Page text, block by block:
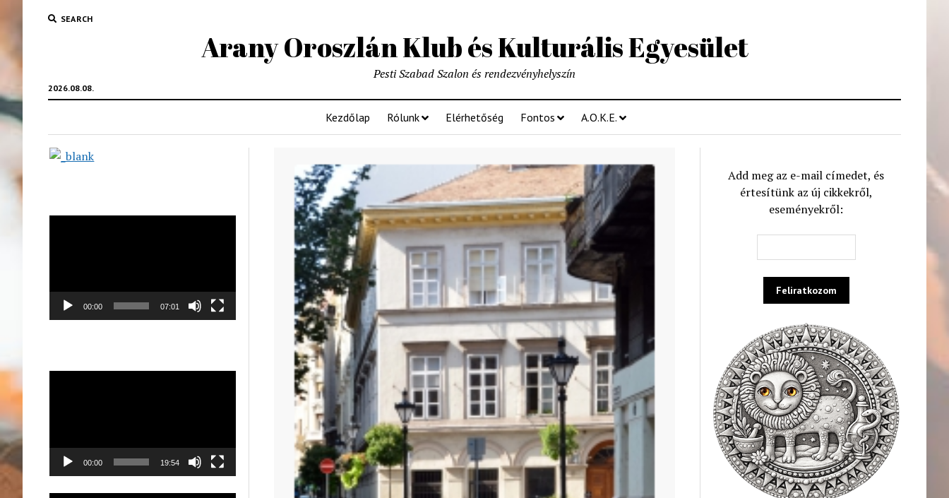
SEARCH
Arany Oroszlán Klub és Kulturális Egyesület
2026.08.08.
Pesti Szabad Szalon és rendezvényhelyszín
Kezdőlap Rólunk Elérhetőség Fontos A.O.K.E.
00:00 07:01
00:00 19:54
Add meg az e-mail címedet, és
értesítünk az új cikkekről,
eseményekről: